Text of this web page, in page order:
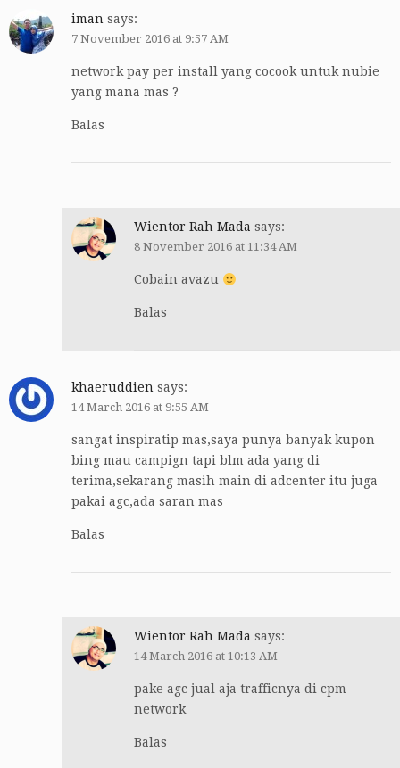
iman says:
7 November 2016 at 9:57 AM
network pay per install yang cocook untuk nubie
yang mana mas ?
Balas
Wientor Rah Mada says:
8 November 2016 at 11:34 AM
Cobain avazu
Balas
khaeruddien says:
14 March 2016 at 9:55 AM
sangat inspiratip mas,saya punya banyak kupon
bing mau campign tapi blm ada yang di
terima,sekarang masih main di adcenter itu juga
pakai agc,ada saran mas
Balas
Wientor Rah Mada says:
14 March 2016 at 10:13 AM
pake agc jual aja trafficnya di cpm
network
Balas